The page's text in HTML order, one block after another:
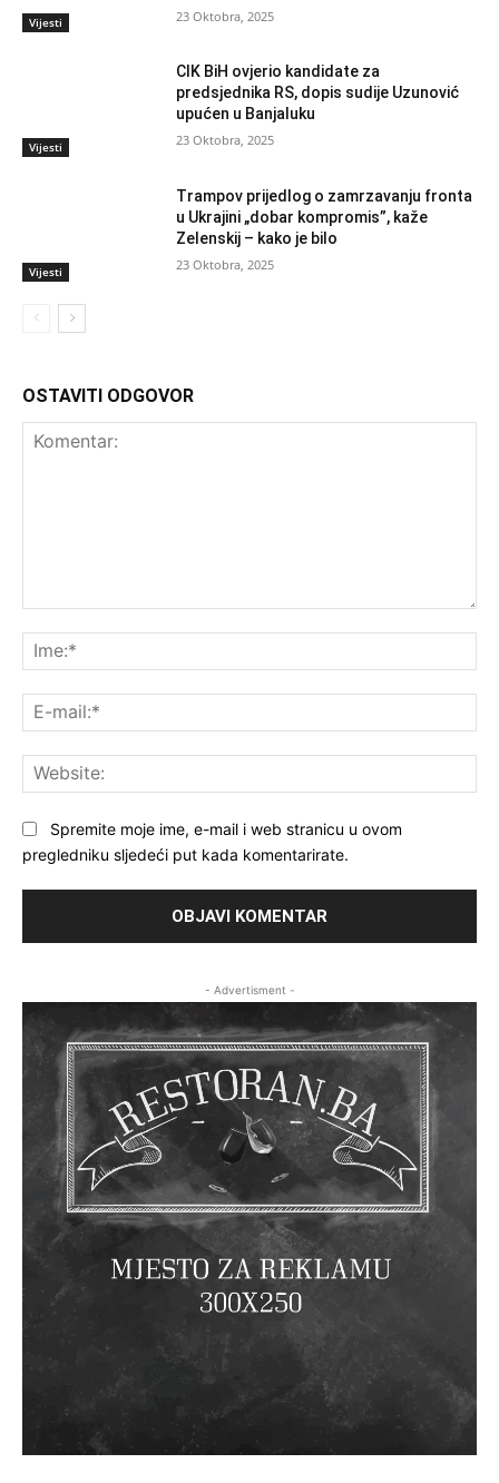
Vijesti 23 Oktobra, 2025
Vijesti
CIK BiH ovjerio kandidate za
predsjednika RS, dopis sudije Uzunović
upućen u Banjaluku
23 Oktobra, 2025
Vijesti
Trampov prijedlog o zamrzavanju fronta
u Ukrajini „dobar kompromis”, kaže
Zelenskij – kako je bilo
23 Oktobra, 2025
OSTAVITI ODGOVOR
Spremite moje ime, e-mail i web stranicu u ovom
pregledniku sljedeći put kada komentarirate.
- Advertisment -